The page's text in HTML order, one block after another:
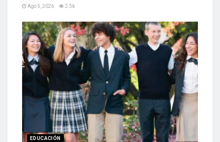
Ago 5, 2026 2.5k
EDUCACIÓN